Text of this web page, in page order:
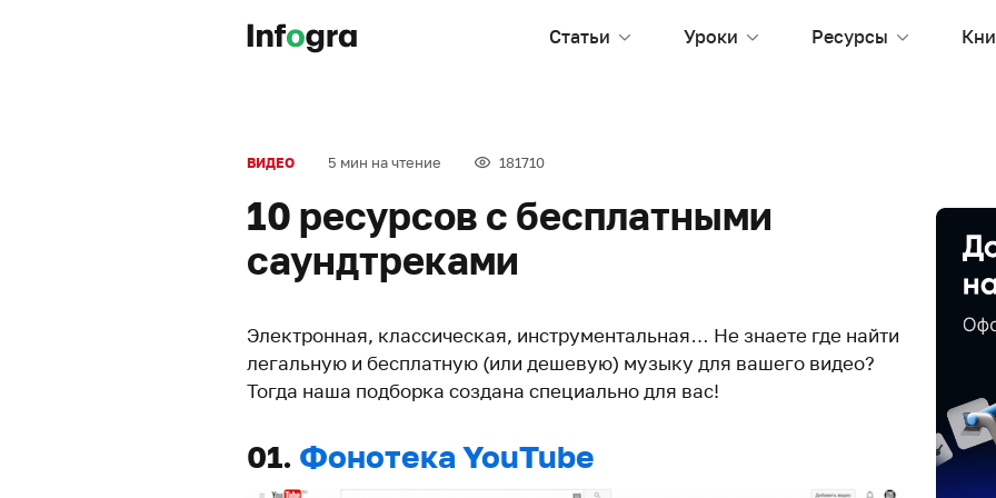
Статьи Уроки Ресурсы
ВИДЕО 5 мин на чтение 181710
10 ресурсов с бесплатными
саундтреками
Электронная, классическая, инструментальная… Не знаете где найти
легальную и бесплатную (или дешевую) музыку для вашего видео?
Тогда наша подборка создана специально для вас!
01. Фонотека YouTube